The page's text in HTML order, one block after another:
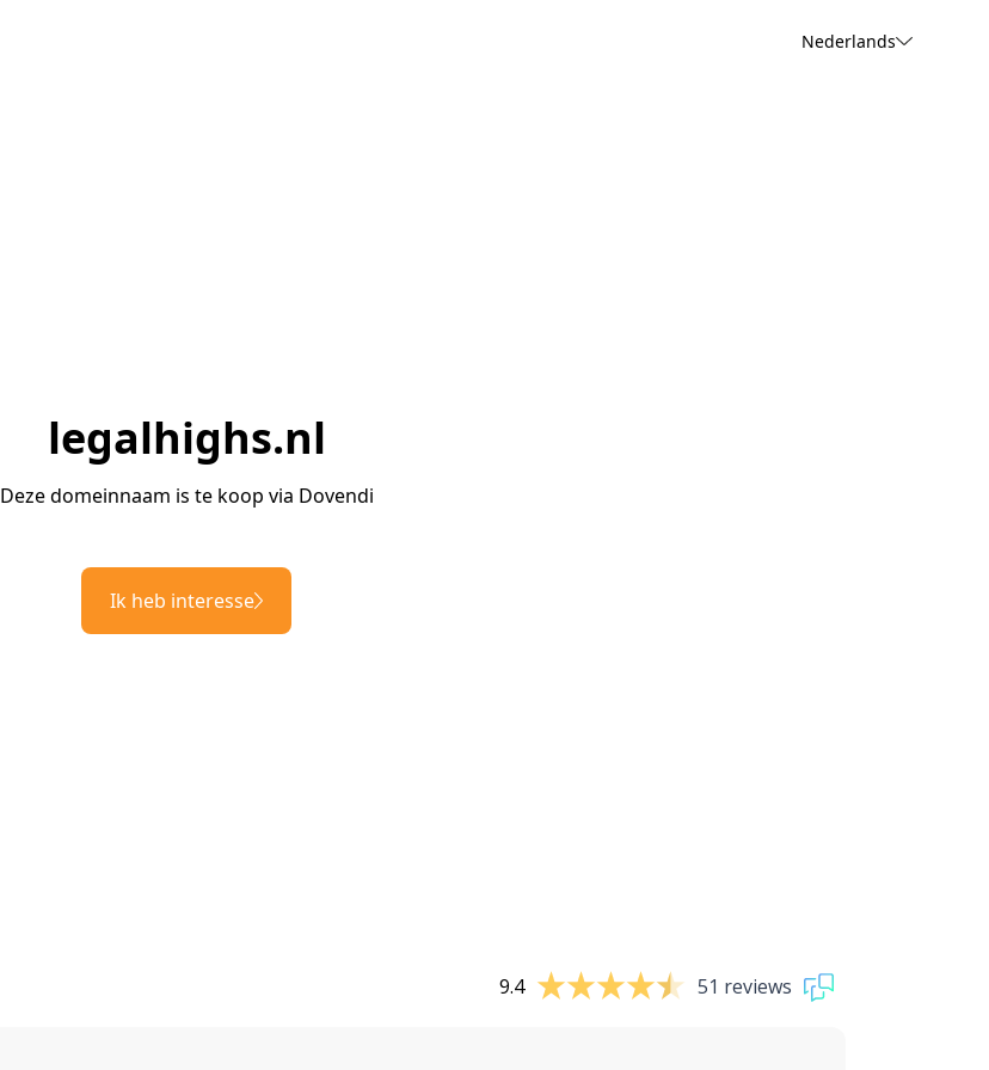
Nederlands
legalhighs.nl
Deze domeinnaam is te koop via Dovendi
Ik heb interesse
9.4 51 reviews